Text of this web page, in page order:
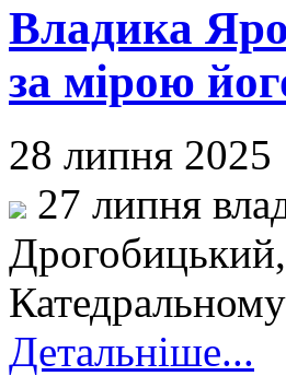
Владика
за мірою
28 липня 2025
27 липня
Детальніше...